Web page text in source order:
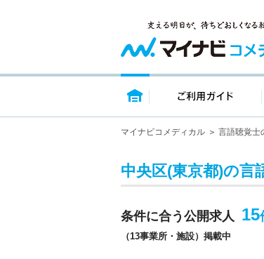
トップページ
マイナビコメディカル 言語聴覚士
中央区(東京都)の言
条件に合う公開求人 15
（13事業所・施設）掲載中